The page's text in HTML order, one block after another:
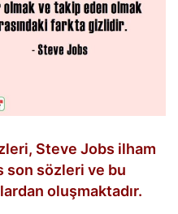
Steve Jobs ilham
son sözleri ve bu
oluşmaktadır.